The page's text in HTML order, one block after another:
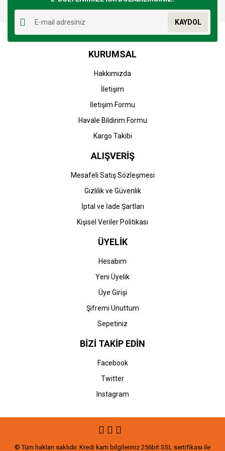
Ürün resmi kalitesiz, bozuk veya görüntülenemiyor.
Ürün açıklamasında eksik bilgiler bulunuyor.
Ürün bilgilerinde hatalar bulunuyor.
Ürün fiyatı diğer sitelerden daha pahalı.
Gönder
KAYDOL
KURUMSAL
Hakkımızda
İletişim
İletişim Formu
Havale Bildirim Formu
Kargo Takibi
ALIŞVERİŞ
Mesafeli Satış Sözleşmesi
Gizlilik ve Güvenlik
İptal ve İade Şartları
Kişisel Veriler Politikası
ÜYELİK
Hesabım
Yeni Üyelik
Üye Girişi
Şifremi Unuttum
Sepetiniz
BİZİ TAKİP EDİN
Facebook
Twitter
Instagram
© Tüm hakları saklıdır. Kredi kartı bilgileriniz 256bit SSL sertifikası ile